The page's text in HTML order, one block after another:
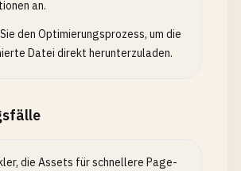
an.
den Optimierungsprozess, um die
Datei direkt herunterzuladen.
die Assets für schnellere Page-